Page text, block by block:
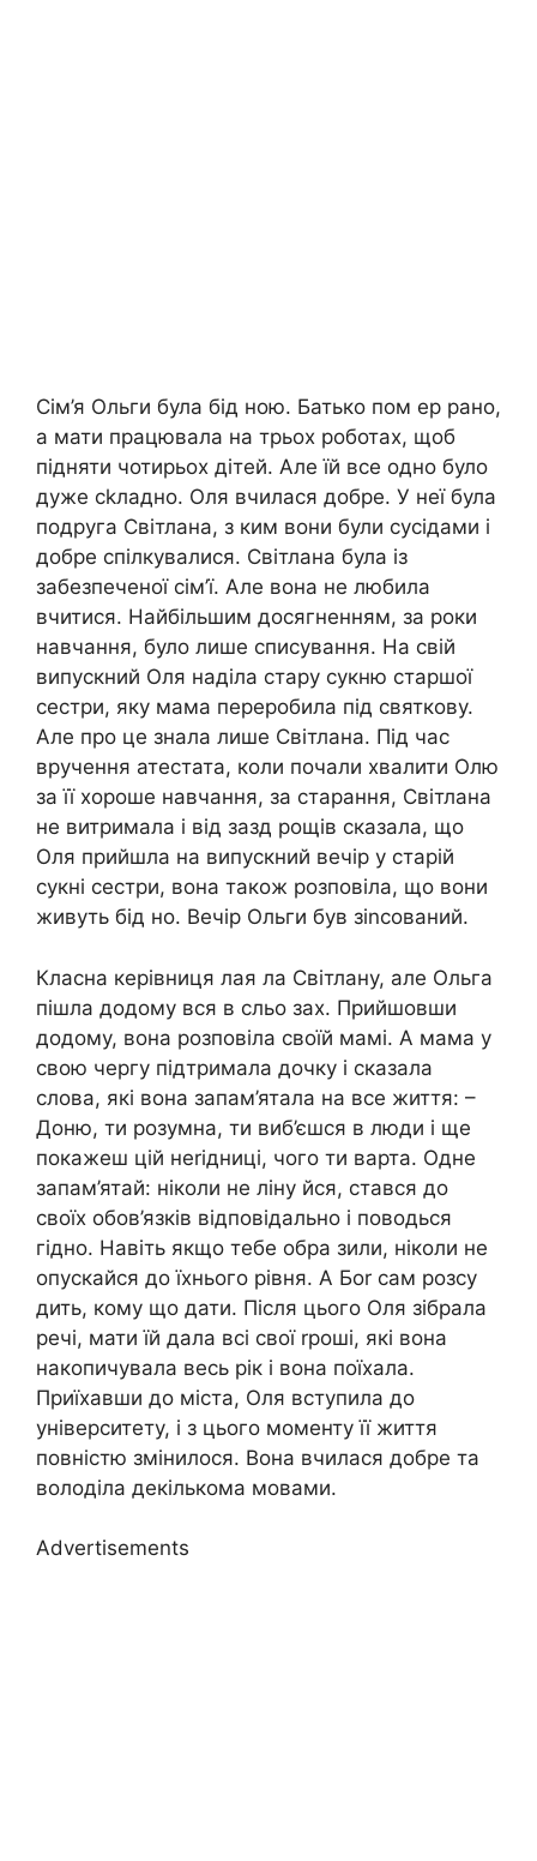
Сім’я Ольги була бід ною. Батько пом ер рано,
а мати працювала на трьох роботах, щоб
підняти чотирьох дітей. Але їй все одно було
дуже сkладно. Оля вчилася добре. У неї була
подруга Світлана, з ким вони були сусідами і
добре спілкувалися. Світлана була із
забезпеченої сім’ї. Але вона не любила
вчитися. Найбільшим досягненням, за роки
навчання, було лише списування. На свій
випускний Оля наділа стару сукню старшої
сестри, яку мама переробила під святкову.
Але про це знала лише Світлана. Під час
вручення атестата, коли почали хвалити Олю
за її хороше навчання, за старання, Світлана
не витримала і від зазд рощів сказала, що
Оля прийшла на випускний вечір у старій
сукні сестри, вона також розповіла, що вони
живуть бід но. Вечір Ольги був зіnсований.
Класна керівниця лая ла Світлану, але Ольга
пішла додому вся в сльо зах. Прийшовши
додому, вона розповіла своїй мамі. А мама у
свою чергу підтримала дочку і сказала
слова, які вона запам’ятала на все життя: –
Доню, ти розумна, ти виб’єшся в люди і ще
покажеш цій неrідниці, чого ти варта. Одне
запам’ятай: ніколи не ліну йся, стався до
своїх обов’язків відповідально і поводься
гідно. Навіть якщо тебе обра зили, ніколи не
опускайся до їхнього рівня. А Боr сам розсу
дить, кому що дати. Після цього Оля зібрала
речі, мати їй дала всі свої rроші, які вона
накопичувала весь рік і вона поїхала.
Приїхавши до міста, Оля вступила до
університету, і з цього моменту її життя
повністю змінилося. Вона вчилася добре та
володіла декількома мовами.
Advertisements